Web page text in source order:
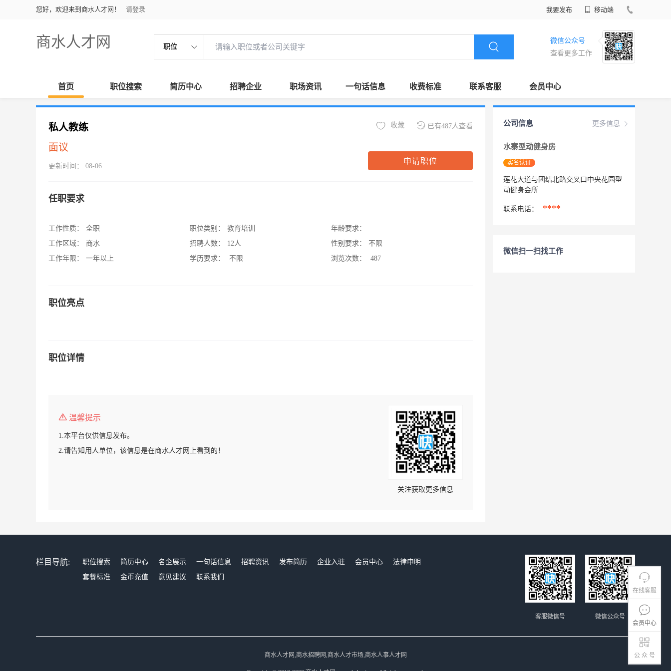
您好，欢迎来到商水人才网！ 请登录 我要发布 移动端
商水人才网 职位
微信公众号
查看更多工作
首页 职位搜索 简历中心 招聘企业 职场资讯 一句话信息 收费标准 联系客服 会员中心
在线客服
会员中心
公 众 号
私人教练
面议
更新时间： 08-06
已有487人查看
收藏
申请职位
任职要求
工作性质：
全职
工作区域：
商水
工作年限：
一年以上
职位类别：
教育培训
招聘人数：
12人
学历要求：
不限
年龄要求：
性别要求：
不限
浏览次数：
487
职位亮点
职位详情
温馨提示
1.本平台仅供信息发布。
2.请告知用人单位，该信息是在商水人才网上看到的！
关注获取更多信息
更多信息
公司信息
水寨型动健身房
实名认证
莲花大道与团结北路交叉口中央花园型
动健身会所
联系电话： ****
微信扫一扫找工作
栏目导航: 职位搜索 简历中心 名企展示 一句话信息 招聘资讯 发布简历 企业入驻 会员中心
法律申明
套餐标准
金币充值 意见建议 联系我们
微信公众号
客服微信号
商水人才网,商水招聘网,商水人才市场,商水人事人才网